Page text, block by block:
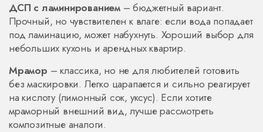
ДСП с ламинированием – бюджетный вариант.
Прочный, но чувствителен к влаге: если вода попадает
под ламинацию, может набухнуть. Хороший выбор для
небольших кухонь и арендных квартир.
Мрамор – классика, но не для любителей готовить
без маскировки. Легко царапается и сильно реагирует
на кислоту (лимонный сок, уксус). Если хотите
мраморный внешний вид, лучше рассмотреть
композитные аналоги.